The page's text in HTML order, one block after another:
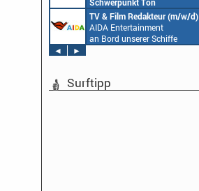
Schwerpunkt Ton
AIDA Entertainment
an Bord unserer Schiffe
TV & Film Redakteur (m/w/d)
AIDA Entertainment
an Bord unserer Schiffe
◄
►
Surftipp